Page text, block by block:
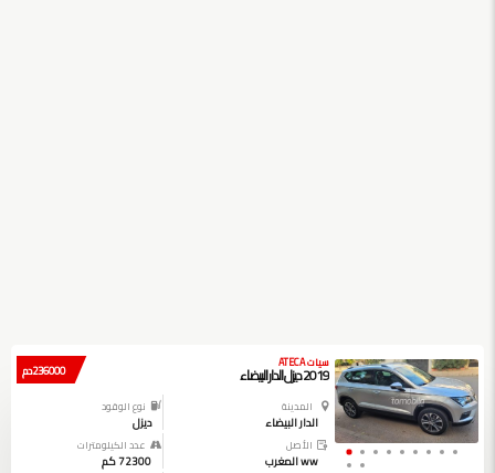
236000 دم سيات ATECA
2019 ديزل الدار البيضاء
المدينة
الدار البيضاء
نوع الوقود
ديزل
الأصل
ww المغرب
عدد الكيلومترات
72300 كم